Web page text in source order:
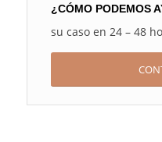
¿CÓMO PODEMOS
su caso en 24 – 48